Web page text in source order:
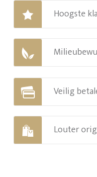
Hoogste
Veilig
Louter